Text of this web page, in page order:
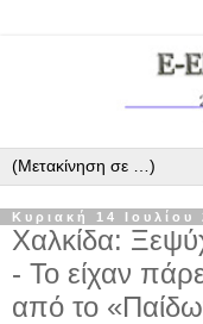
Κυριακή 14 Ιουλίου
Χαλκίδα:
- Το είχαν
από το